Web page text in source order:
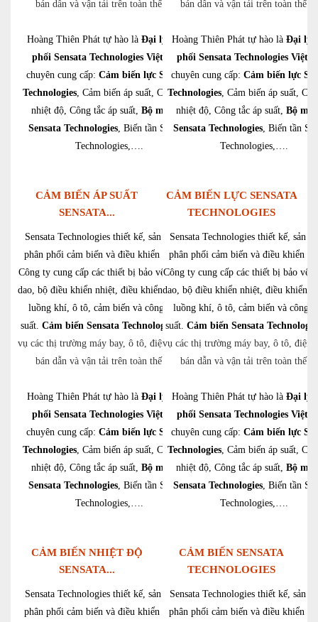
bán dẫn và vận tải trên toàn thế giới.
Hoàng Thiên Phát tự hào là Đại lý phân
phối Sensata Technologies Việt Nam
chuyên cung cấp: Cảm biến lực Sensata
Technologies, Cảm biến áp suất, Cảm biến
nhiệt độ, Công tắc áp suất, Bộ mã hóa
Sensata Technologies, Biến tần Sensata
Technologies,….
CẢM BIẾN ÁP SUẤT
SENSATA...
bán dẫn và vận tải trên toàn thế
Hoàng Thiên Phát tự hào là Đại lý
phối Sensata Technologies Việt
chuyên cung cấp: Cảm biến lực
Technologies, Cảm biến áp suất,
nhiệt độ, Công tắc áp suất, Bộ mã
Sensata Technologies, Biến tần
Technologies,….
CẢM BIẾN LỰC SENSATA
TECHNOLOGIES
Sensata Technologies thiết kế, sản xuất và
phân phối cảm biến và điều khiển điện tử.
Công ty cung cấp các thiết bị bảo vệ pin, cầu
dao, bộ điều khiển nhiệt, điều khiển động cơ,
luồng khí, ô tô, cảm biến và công tắc áp
suất. Cảm biến Sensata Technologiesphục
vụ các thị trường máy bay, ô tô, điện tử, chất
bán dẫn và vận tải trên toàn thế giới.
Hoàng Thiên Phát tự hào là Đại lý phân
phối Sensata Technologies Việt Nam
chuyên cung cấp: Cảm biến lực Sensata
Technologies, Cảm biến áp suất, Cảm biến
nhiệt độ, Công tắc áp suất, Bộ mã hóa
Sensata Technologies, Biến tần Sensata
Technologies,….
CẢM BIẾN NHIỆT ĐỘ
SENSATA...
Sensata Technologies thiết kế, sản
phân phối cảm biến và điều khiển
Công ty cung cấp các thiết bị bảo vệ
dao, bộ điều khiển nhiệt, điều khiển
luồng khí, ô tô, cảm biến và công
suất. Cảm biến Sensata
vụ các thị trường máy bay, ô tô, điện
bán dẫn và vận tải trên toàn thế
Hoàng Thiên Phát tự hào là Đại lý
phối Sensata Technologies Việt
chuyên cung cấp: Cảm biến lực
Technologies, Cảm biến áp suất,
nhiệt độ, Công tắc áp suất, Bộ mã
Sensata Technologies, Biến tần
Technologies,….
CẢM BIẾN SENSATA
TECHNOLOGIES
Sensata Technologies thiết kế, sản xuất và
phân phối cảm biến và điều khiển điện tử.
Sensata Technologies thiết kế, sản
phân phối cảm biến và điều khiển